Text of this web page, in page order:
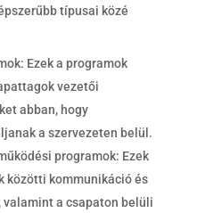
típusai közé
Ezek a programok
vezetői
abban, hogy
a szervezeten belül.
programok: Ezek
közötti kommunikáció és
a csapaton belüli